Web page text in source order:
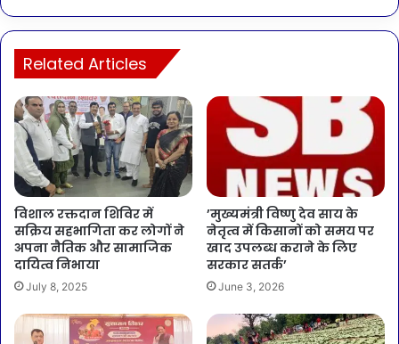
Related Articles
विशाल रक्तदान शिविर में
सक्रिय सहभागिता कर लोगों ने
अपना नैतिक और सामाजिक
दायित्व निभाया
July 8, 2025
’मुख्यमंत्री विष्णु देव साय के
नेतृत्व में किसानों को समय पर
खाद उपलब्ध कराने के लिए
सरकार सतर्क’
June 3, 2026